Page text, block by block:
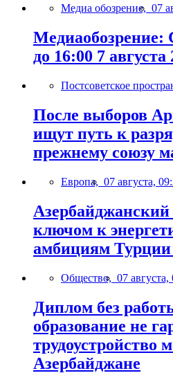
Медиа обозрение, 07
Медиаобозрение:
до 16:00 7 августа
Постсоветское
После выборов
ищут путь к
прежнему союзу
Европа, 07 августа,
Азербайджанский
ключом к
амбициям Турции
Общество, 07 августа,
Диплом без
образование не
трудоустройство
Азербайджане